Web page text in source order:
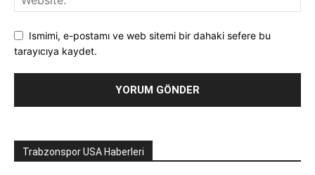
Ismimi, e-postamı ve web sitemi bir dahaki sefere bu
tarayıcıya kaydet.
Trabzonspor USA Haberleri